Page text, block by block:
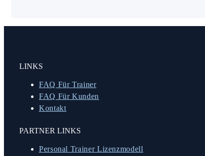
LINKS
FAQ Für Trainer
FAQ Für Kunden
Kontakt
PARTNER LINKS
Personal Trainer Lizenzmodell